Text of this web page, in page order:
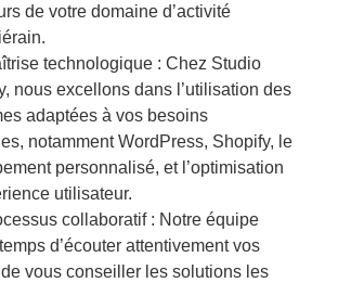
de votre domaine d’activité
technologique : Chez Studio
nous excellons dans l’utilisation des
adaptées à vos besoins
notamment WordPress, Shopify, le
personnalisé, et l’optimisation
utilisateur.
collaboratif : Notre équipe
d’écouter attentivement vos
vous conseiller les solutions les